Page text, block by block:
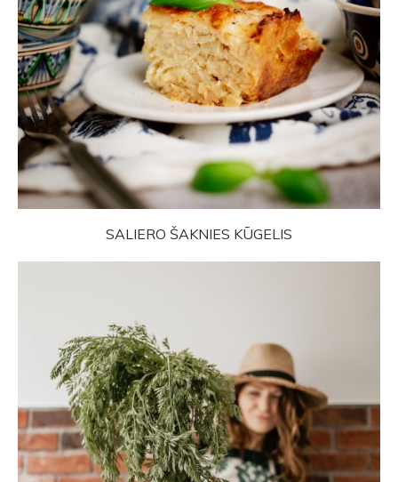
SALIERO ŠAKNIES KŪGELIS